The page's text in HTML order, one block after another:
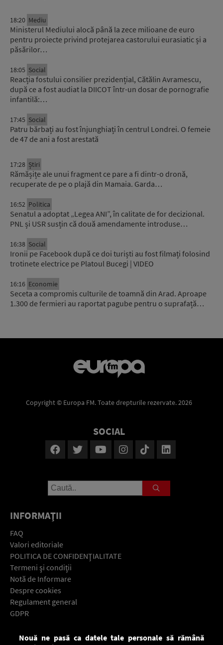
18:20 Mediu
Ministerul Mediului alocă până la zece milioane de euro
pentru proiecte privind protejarea castorului eurasiatic și a
păsărilor…
18:05 Social
Reacția fostului consilier prezidențial, Cătălin Avramescu,
după ce a fost audiat la DIICOT într-un dosar de pornografie
infantilă:…
17:45 Social
Patru bărbați au fost înjunghiați în centrul Londrei. O femeie
de 47 de ani a fost arestată
17:28 Știri
Rămășițe ale unui fragment ce pare a fi dintr-o dronă,
recuperate de pe o plajă din Mamaia. Garda…
16:52 Politica
Senatul a adoptat „Legea ANI”, în calitate de for decizional.
PNL și USR susțin că două amendamente introduse…
16:38 Social
Ironii pe Facebook după ce doi turiști au fost filmați folosind
trotinete electrice pe Platoul Bucegi | VIDEO
16:16 Economie
Seceta a compromis culturile de toamnă din Arad. Aproape
1.300 de fermieri au raportat pagube pentru o suprafață…
Copyright © Europa FM. Toate drepturile rezervate. 2026
SOCIAL
INFORMAŢII
FAQ
Valori editoriale
POLITICA DE CONFIDENŢIALITATE
Termeni şi condiţii
Notă de Informare
Despre cookies
Regulament general
GDPR
Descarcă gratuit aplicaţia Europa FM pentru smartphone:
Nouă ne pasă ca datele tale personale să rămână